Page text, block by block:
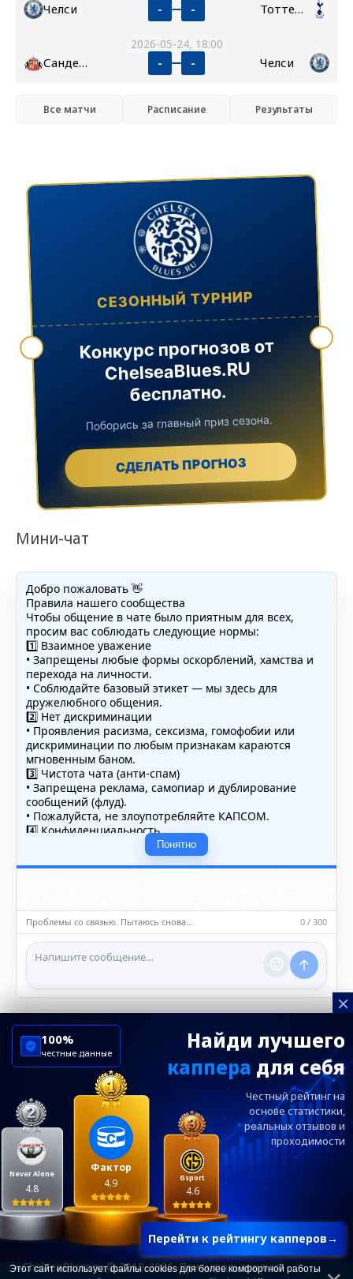
Челси - - Тоттенхэм
2026-05-24, 18:00
Сандерленд - - Челси
Все матчи Расписание Результаты
СЕЗОННЫЙ ТУРНИР
Конкурс прогнозов от
ChelseaBlues.RU
бесплатно.
Поборись за главный приз сезона.
СДЕЛАТЬ ПРОГНОЗ
Мини-чат
Добро пожаловать 👋
Правила нашего сообщества
Чтобы общение в чате было приятным для всех,
просим вас соблюдать следующие нормы:
1️⃣ Взаимное уважение
• Запрещены любые формы оскорблений, хамства и
перехода на личности.
• Соблюдайте базовый этикет — мы здесь для
дружелюбного общения.
2️⃣ Нет дискриминации
• Проявления расизма, сексизма, гомофобии или
дискриминации по любым признакам караются
мгновенным баном.
3️⃣ Чистота чата (анти-спам)
• Запрещена реклама, самопиар и дублирование
сообщений (флуд).
• Пожалуйста, не злоупотребляйте КАПСОМ.
4️⃣ Конфиденциальность
• Не публикуйте личные данные — свои или чужие
(телефоны, адреса, документы).
5️⃣ Уместность контента
насилию.
ℹ️ Модераторы и администраторы вправе удалять
сообщения и ограничивать доступ к чату при
нарушении правил.
Понятно
Проблемы со связью. Пытаюсь снова… 0 / 300
×
Найди лучшего
каппера для себя
Честный рейтинг на
основе статистики,
реальныхотзывов и
проходимости
Перейти к рейтингу капперов→
Фактор
4.9
Never Alone
4.8
Gsport
4.6
100%
честные данные
ChelseaBluesRu
ФК Челси
Посетителям
Информация
Ежевечерний дайджест главных новостей от
редакции ChelseaBlues.ru — подписывайтесь!
«ChelseaBlues.ru © 2010-2026. При использовании
Этот сайт использует файлы cookies для более комфортной работы